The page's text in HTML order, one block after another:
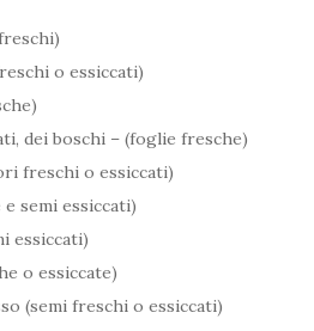
o essiccati)
dei boschi – (foglie fresche)
freschi o essiccati)
semi essiccati)
essiccati)
o essiccate)
(semi freschi o essiccati)